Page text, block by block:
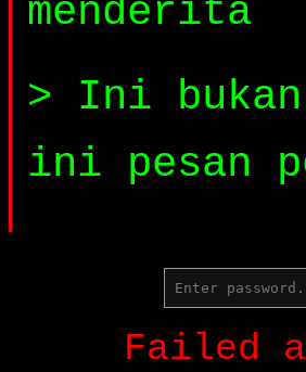
menderita
> Ini
ini pesan
Failed